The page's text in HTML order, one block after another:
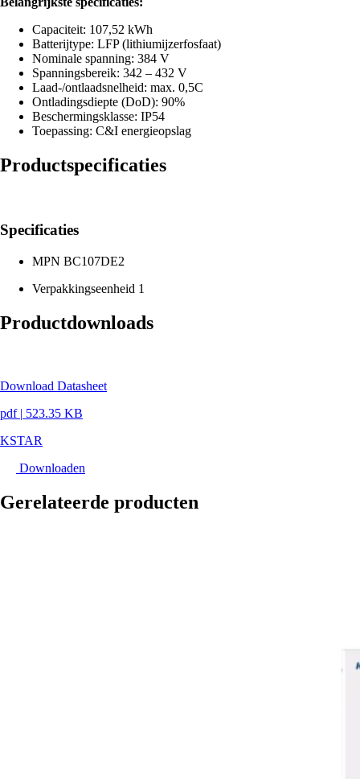
Capaciteit: 107,52 kWh
Batterijtype: LFP (lithiumijzerfosfaat)
Nominale spanning: 384 V
Spanningsbereik: 342 – 432 V
Laad-/ontlaadsnelheid: max. 0,5C
Ontladingsdiepte (DoD): 90%
Beschermingsklasse: IP54
Toepassing: C&I energieopslag
Productspecificaties
Specificaties
MPN BC107DE2
Verpakkingseenheid 1
Productdownloads
Download Datasheet
pdf | 523.35 KB
KSTAR
Downloaden
Gerelateerde producten